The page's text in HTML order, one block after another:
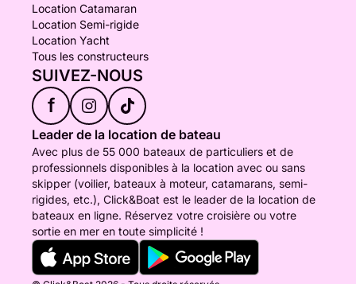
Location Catamaran
Location Semi-rigide
Location Yacht
Tous les constructeurs
SUIVEZ-NOUS
f
Leader de la location de bateau
Avec plus de 55 000 bateaux de particuliers et de
professionnels disponibles à la location avec ou sans
skipper (voilier, bateaux à moteur, catamarans, semi-
rigides, etc.), Click&Boat est le leader de la location de
bateaux en ligne. Réservez votre croisière ou votre
sortie en mer en toute simplicité !